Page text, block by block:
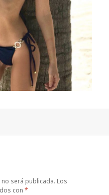
será publicada. Los
con*